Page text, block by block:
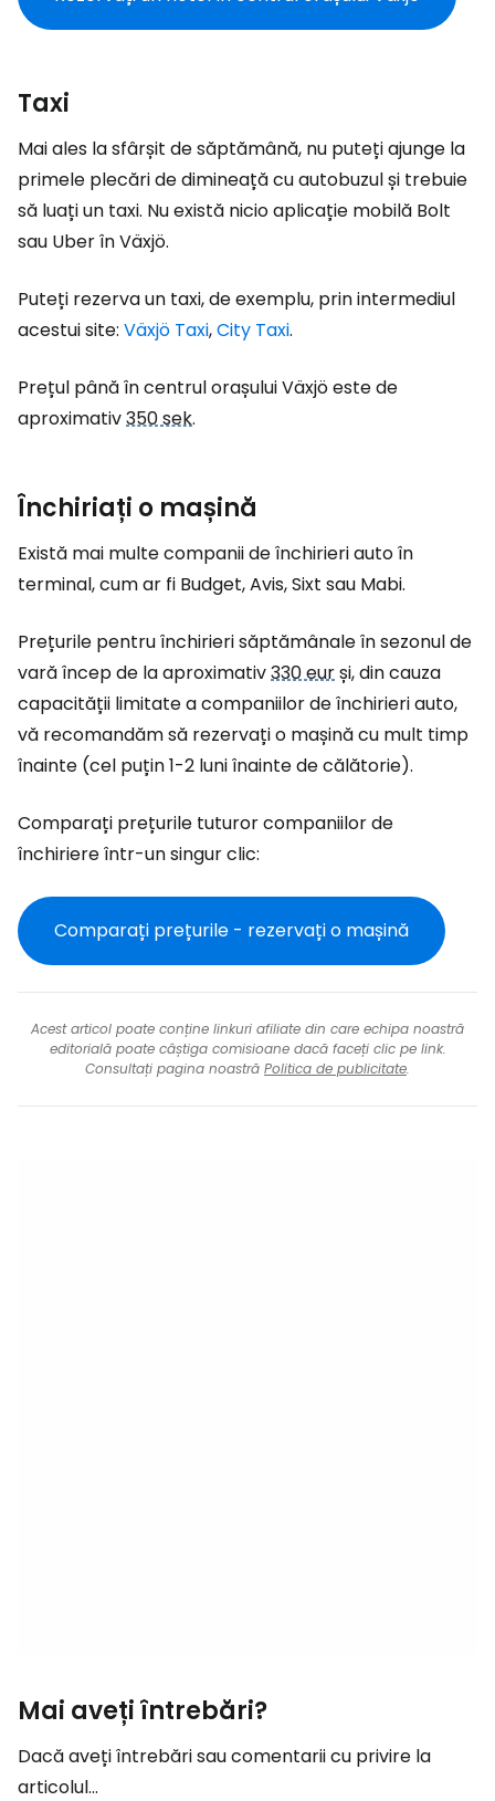
Taxi
Mai ales la sfârșit de săptămână, nu puteți ajunge la
primele plecări de dimineață cu autobuzul și trebuie
să luați un taxi. Nu există nicio aplicație mobilă Bolt
sau Uber în Växjö.
Puteți rezerva un taxi, de exemplu, prin intermediul
acestui site: Växjö Taxi,City Taxi.
Prețul până în centrul orașului Växjö este de
aproximativ350 sek.
Închiriați o mașină
Există mai multe companii de închirieri auto în
terminal, cum ar fi Budget, Avis, Sixt sau Mabi.
Prețurile pentru închirieri săptămânale în sezonul de
vară încep de la aproximativ330 eurși, din cauza
capacității limitate a companiilor de închirieri auto,
vă recomandăm să rezervați o mașină cu mult timp
înainte (cel puțin 1-2 luni înainte de călătorie).
Comparați prețurile tuturor companiilor de
închiriere într-un singur clic:
Comparați prețurile - rezervați o mașină
Acest articol poate conține linkuri afiliate din care echipa noastră
editorială poate câștiga comisioane dacă faceți clic pe link.
Consultați pagina noastră Politica de publicitate.
Mai aveți întrebări?
Dacă aveți întrebări sau comentarii cu privire la
articolul...